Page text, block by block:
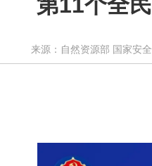
来源：自然资源部 国家安